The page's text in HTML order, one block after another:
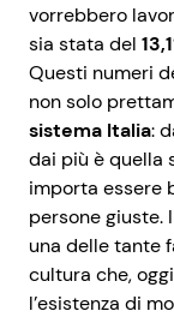
Disclaimer e
Redazione
Contattaci
Pubblicità
Privacy Policy
vorrebbero
sia stata del
Questi numeri
non solo
sistema Italia:
dai più è quella
importa essere
persone giuste.
una delle tante
cultura che,
l’esistenza di